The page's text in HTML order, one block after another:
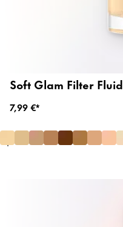
Soft Glam Filter Fluid
7,99 €*